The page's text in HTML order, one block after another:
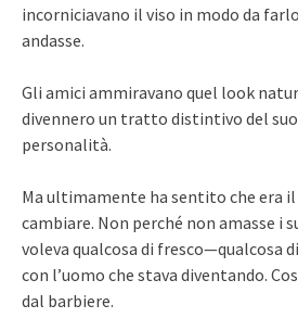
incorniciavano il viso in modo da
andasse.
Gli amici ammiravano quel look
divennero un tratto distintivo del
personalità.
Ma ultimamente ha sentito che era
cambiare. Non perché non amasse i
voleva qualcosa di fresco—qualcosa
con l’uomo che stava diventando.
dal barbiere.